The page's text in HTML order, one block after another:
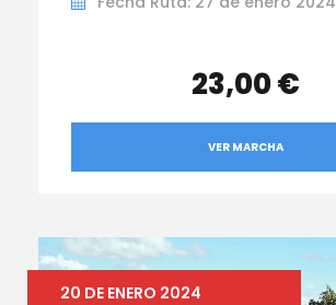
23,00 €
VER MARCHA
20 DE ENERO 2024